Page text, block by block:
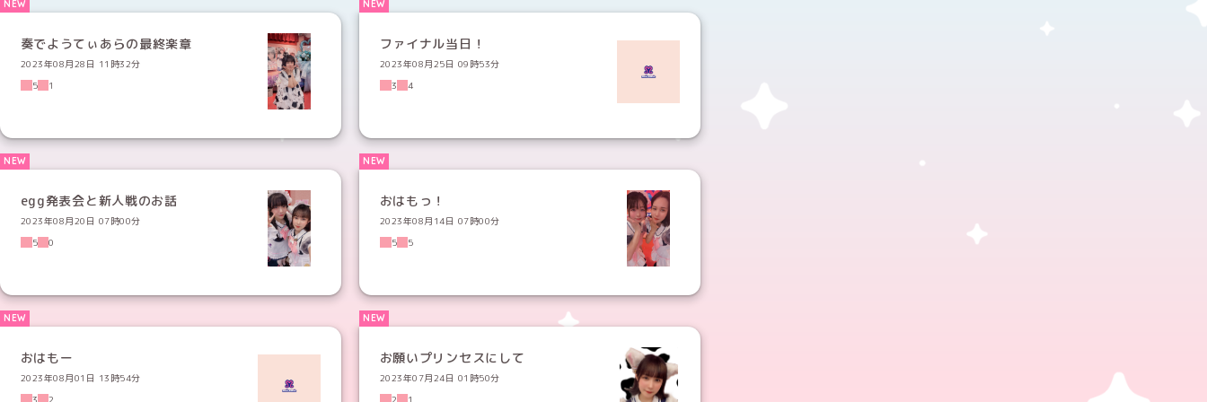
奏でようてぃあらの最終楽章
2023年08月28日 11時32分
5
1
ファイナル当日！
2023年08月25日 09時53分
3
4
egg発表会と新人戦のお話
2023年08月20日 07時00分
5
0
おはもっ！
2023年08月14日 07時00分
5
5
おはもー
2023年08月01日 13時54分
3
2
お願いプリンセスにして
2023年07月24日 01時50分
2
1